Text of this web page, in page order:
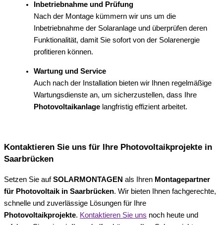
Inbetriebnahme und Prüfung
Nach der Montage kümmern wir uns um die
Inbetriebnahme der Solaranlage und überprüfen deren
Funktionalität, damit Sie sofort von der Solarenergie
profitieren können.
Wartung und Service
Auch nach der Installation bieten wir Ihnen regelmäßige
Wartungsdienste an, um sicherzustellen, dass Ihre
Photovoltaikanlage langfristig effizient arbeitet.
Kontaktieren Sie uns für Ihre Photovoltaikprojekte in
Saarbrücken
Setzen Sie aufSOLARMONTAGEN als Ihren Montagepartner
für Photovoltaik in Saarbrücken. Wir bieten Ihnen fachgerechte,
schnelle und zuverlässige Lösungen für Ihre
Photovoltaikprojekte. Kontaktieren Sie uns noch heute und